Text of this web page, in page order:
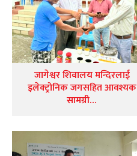
जागेश्वर शिवालय मन्दिरलाई
इलेक्ट्रोनिक जगसहित आवश्यक
सामग्री…